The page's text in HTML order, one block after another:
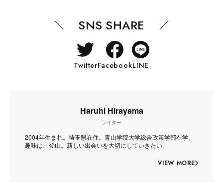
SNS SHARE
TwitterFacebookLINE
Haruhi Hirayama
ライター
2004年生まれ。埼玉県在住。青山学院大学総合政策学部在学。
趣味は、登山。新しい出会いを大切にしていきたい。
VIEW MORE